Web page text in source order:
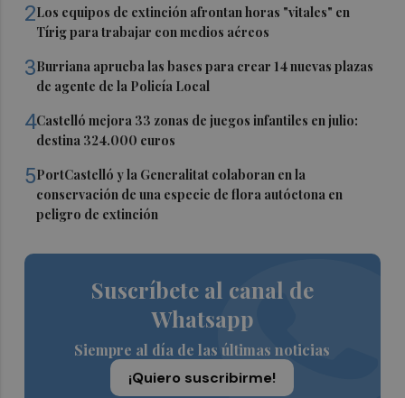
2Los equipos de extinción afrontan horas "vitales" en
Tírig para trabajar con medios aéreos
3Burriana aprueba las bases para crear 14 nuevas plazas
de agente de la Policía Local
4Castelló mejora 33 zonas de juegos infantiles en julio:
destina 324.000 euros
5PortCastelló y la Generalitat colaboran en la
conservación de una especie de flora autóctona en
peligro de extinción
Suscríbete al canal de
Whatsapp
Siempre al día de las últimas noticias
¡Quiero suscribirme!